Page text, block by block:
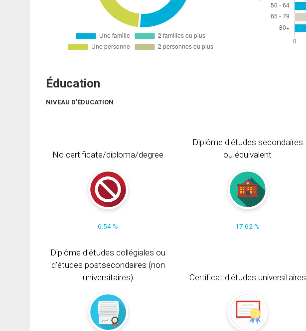
Éducation
NIVEAU D'ÉDUCATION
No certificate/diploma/degree
6.54 %
Diplôme d'études secondaires
ou équivalent
17.62 %
Diplôme d'études collégiales ou
d'études postsecondaires (non
universitaires)
Certificat d'études universitaires